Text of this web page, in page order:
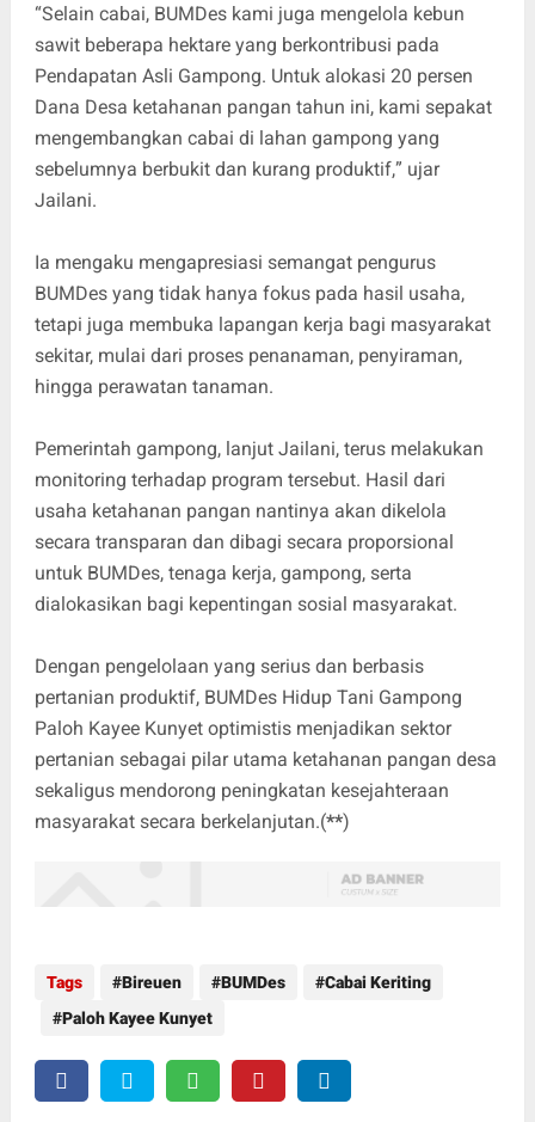
“Selain cabai, BUMDes kami juga mengelola kebun
sawit beberapa hektare yang berkontribusi pada
Pendapatan Asli Gampong. Untuk alokasi 20 persen
Dana Desa ketahanan pangan tahun ini, kami sepakat
mengembangkan cabai di lahan gampong yang
sebelumnya berbukit dan kurang produktif,” ujar
Jailani.
Ia mengaku mengapresiasi semangat pengurus
BUMDes yang tidak hanya fokus pada hasil usaha,
tetapi juga membuka lapangan kerja bagi masyarakat
sekitar, mulai dari proses penanaman, penyiraman,
hingga perawatan tanaman.
Pemerintah gampong, lanjut Jailani, terus melakukan
monitoring terhadap program tersebut. Hasil dari
usaha ketahanan pangan nantinya akan dikelola
secara transparan dan dibagi secara proporsional
untuk BUMDes, tenaga kerja, gampong, serta
dialokasikan bagi kepentingan sosial masyarakat.
Dengan pengelolaan yang serius dan berbasis
pertanian produktif, BUMDes Hidup Tani Gampong
Paloh Kayee Kunyet optimistis menjadikan sektor
pertanian sebagai pilar utama ketahanan pangan desa
sekaligus mendorong peningkatan kesejahteraan
masyarakat secara berkelanjutan.(**)
Tags Bireuen BUMDes
Cabai Keriting
Paloh Kayee Kunyet